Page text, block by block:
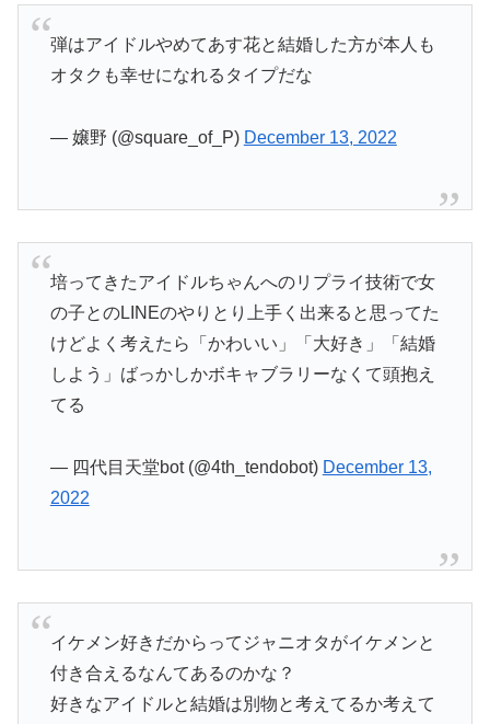
弾はアイドルやめてあす花と結婚した方が本人も
オタクも幸せになれるタイプだな
— 嬢野 (@square_of_P) December 13, 2022
培ってきたアイドルちゃんへのリプライ技術で女
の子とのLINEのやりとり上手く出来ると思ってた
けどよく考えたら「かわいい」「大好き」「結婚
しよう」ばっかしかボキャブラリーなくて頭抱え
てる
— 四代目天堂bot (@4th_tendobot) December 13,
2022
イケメン好きだからってジャニオタがイケメンと
付き合えるなんてあるのかな？
好きなアイドルと結婚は別物と考えてるか考えて